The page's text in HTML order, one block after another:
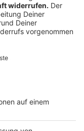
mithilfe des
steckt dahinter?
ein
hat, findet
der Tagung.